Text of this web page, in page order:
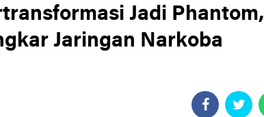
Jadi Phantom,
Jaringan Narkoba